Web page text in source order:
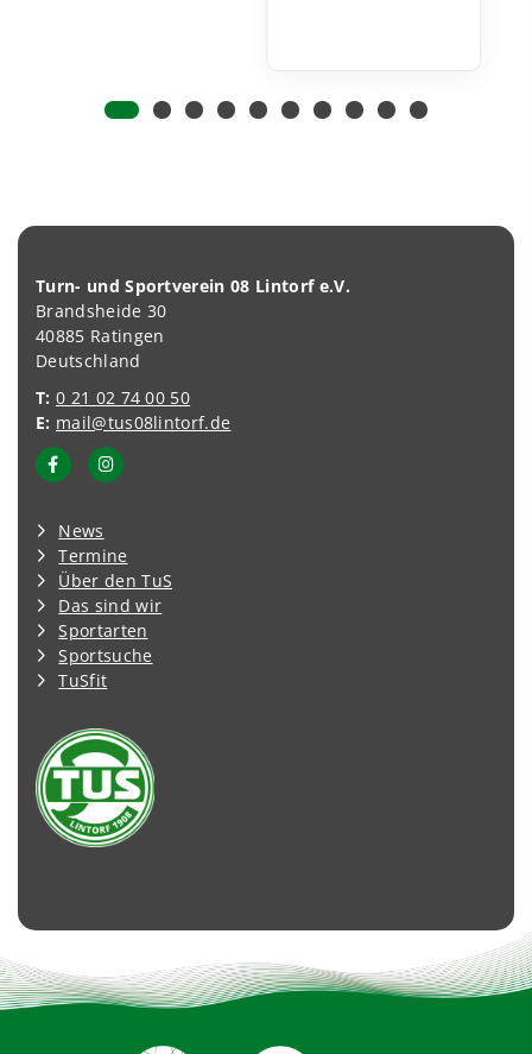
Turn- und Sportverein 08 Lintorf e.V.
Brandsheide 30
40885 Ratingen
Deutschland
T: 0 21 02 74 00 50
E: mail@tus08lintorf.de
News
Termine
Über den TuS
Das sind wir
Sportarten
Sportsuche
TuSfit